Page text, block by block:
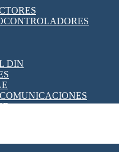
TC'S DE CORRIENTE
PROGRAMABLES
DIN